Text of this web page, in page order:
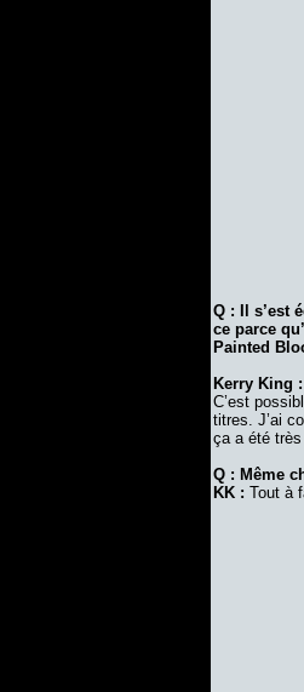
Q : Il s’est
ce parce
Painted
Kerry King :
C’est
titres. J’ai
ça a été
Q : Même
KK : Tout à